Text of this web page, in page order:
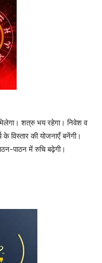
शत्रु भय रहेगा। निवेश व
विस्तार की योजनाएँ बनेंगी।
पाठन में रुचि बढ़ेगी।